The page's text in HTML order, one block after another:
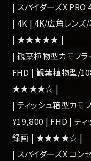
| スパイダーズX
| 4K | 4K/広角レンズ
| ★★★★★ |
| 観葉植物型カモフ
FHD | 観葉植物型/
★★★★☆ |
| ティッシュ箱型カモ
¥19,800 | FHD | テ
録画 | ★★★★☆ |
| スパイダーズX コン